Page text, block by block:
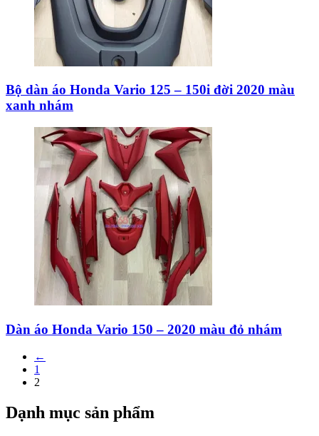
Bộ dàn áo Honda Vario 125 – 150i đời 2020 màu
xanh nhám
Dàn áo Honda Vario 150 – 2020 màu đỏ nhám
←
1
2
Dạnh mục sản phẩm